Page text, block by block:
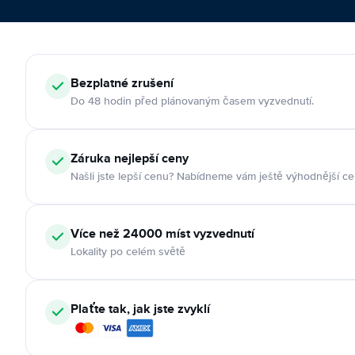
Bezplatné zrušení
Do 48 hodin před plánovaným časem vyzvednutí.
Záruka nejlepší ceny
Našli jste lepší cenu? Nabídneme vám ještě výhodnější
Více než 24000 míst vyzvednutí
Lokality po celém světě
Plaťte tak, jak jste zvyklí